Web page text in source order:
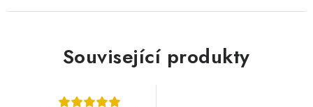
Související produkty